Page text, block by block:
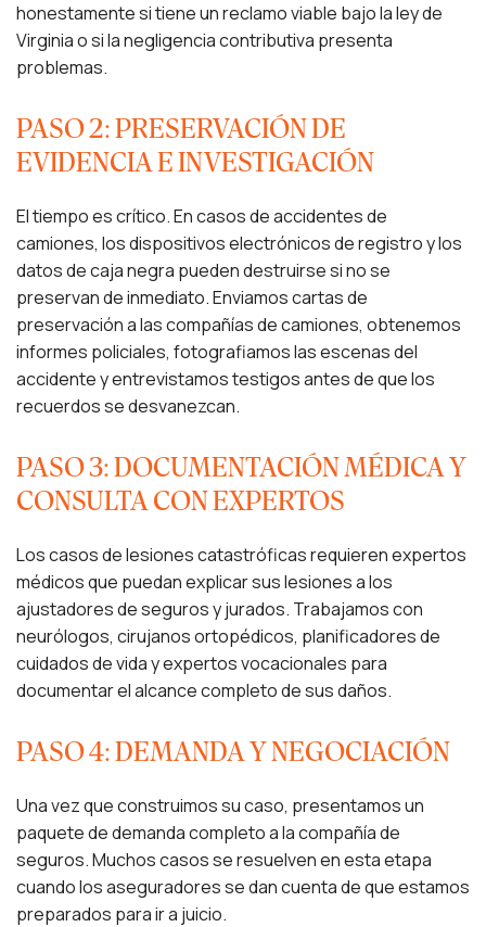
honestamente si tiene un reclamo viable bajo la ley de
Virginia o si la negligencia contributiva presenta
problemas.
PASO 2: PRESERVACIÓN DE
EVIDENCIA E INVESTIGACIÓN
El tiempo es crítico. En casos de accidentes de
camiones, los dispositivos electrónicos de registro y los
datos de caja negra pueden destruirse si no se
preservan de inmediato. Enviamos cartas de
preservación a las compañías de camiones, obtenemos
informes policiales, fotografiamos las escenas del
accidente y entrevistamos testigos antes de que los
recuerdos se desvanezcan.
PASO 3: DOCUMENTACIÓN MÉDICA Y
CONSULTA CON EXPERTOS
Los casos de lesiones catastróficas requieren expertos
médicos que puedan explicar sus lesiones a los
ajustadores de seguros y jurados. Trabajamos con
neurólogos, cirujanos ortopédicos, planificadores de
cuidados de vida y expertos vocacionales para
documentar el alcance completo de sus daños.
PASO 4: DEMANDA Y NEGOCIACIÓN
Una vez que construimos su caso, presentamos un
paquete de demanda completo a la compañía de
seguros. Muchos casos se resuelven en esta etapa
cuando los aseguradores se dan cuenta de que estamos
preparados para ir a juicio.